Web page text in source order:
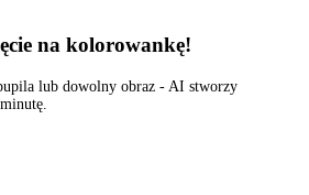
na kolorowankę!
lub dowolny obraz - AI stworzy